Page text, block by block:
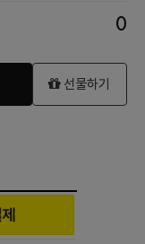
0
선물하기